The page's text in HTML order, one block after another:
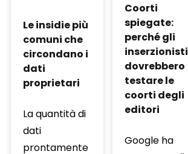
Le insidie ​​più
comuni che
circondano i
dati
proprietari
La quantità di
dati
prontamente
Coorti
spiegate:
perché gli
inserzionisti
dovrebbero
testare le
coorti degli
editori
Google ha